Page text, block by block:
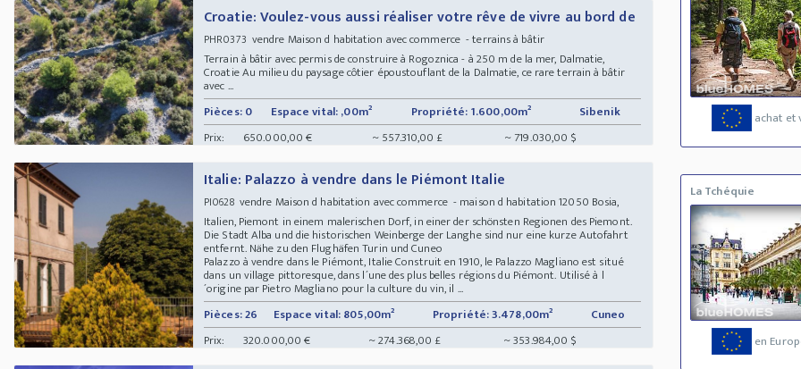
Croatie: Voulez-vous aussi réaliser votre rêve de vivre au bord de
PHR0373 vendre Maison d habitation avec commerce - terrains à bâtir
Terrain à bâtir avec permis de construire à Rogoznica - à 250 m de la mer, Dalmatie,
Croatie Au milieu du paysage côtier époustouflant de la Dalmatie, ce rare terrain à bâtir
avec ...
Pièces: 0
Espace vital: ,00m² Propriété: 1.600,00m²
Sibenik
Prix:
650.000,00 € ~ 557.310,00 £ ~ 719.030,00 $
Italie: Palazzo à vendre dans le Piémont Italie
PI0628vendre Maison d habitation avec commerce - maison d habitation 12050 Bosia,
Italien, Piemont in einem malerischen Dorf, in einer der schönsten Regionen des Piemont.
Die Stadt Alba und die historischen Weinberge der Langhe sind nur eine kurze Autofahrt
entfernt. Nähe zu den Flughäfen Turin und Cuneo
Palazzo à vendre dans le Piémont, Italie Construit en 1910, le Palazzo Magliano est situé
dans un village pittoresque, dans l´une des plus belles régions du Piémont. Utilisé à l
´origine par Pietro Magliano pour la culture du vin, il ...
Pièces: 26
Espace vital: 805,00m² Propriété: 3.478,00m²
Cuneo
Prix:
320.000,00 € ~ 274.368,00 £ ~ 353.984,00 $
achat et
La Tchéquie
en